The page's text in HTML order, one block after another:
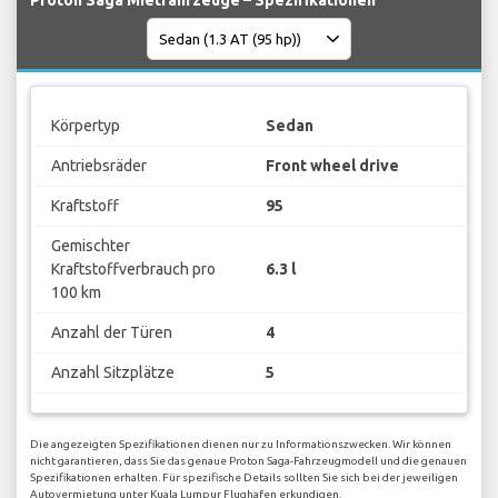
Körpertyp Sedan
Antriebsräder Front wheel drive
Kraftstoff 95
Gemischter
Kraftstoffverbrauch pro
100 km
6.3 l
Anzahl der Türen 4
Anzahl Sitzplätze 5
Die angezeigten Spezifikationen dienen nur zu Informationszwecken. Wir können
nicht garantieren, dass Sie das genaue Proton Saga-Fahrzeugmodell und die genauen
Spezifikationen erhalten. Für spezifische Details sollten Sie sich bei der jeweiligen
Autovermietung unter Kuala Lumpur Flughafen erkundigen.